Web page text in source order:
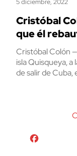
5 diciembre, 2022
Cristóbal
que él
Cristóbal Colón
isla Quisqueya,
de salir de Cuba,